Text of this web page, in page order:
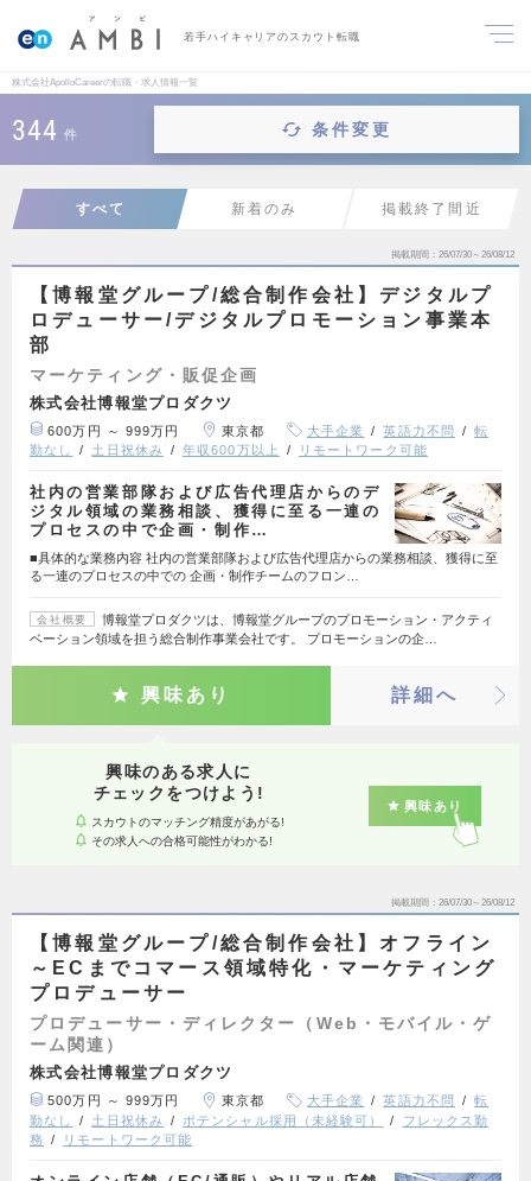
若手ハイキャリアのスカウト転職
株式会社ApolloCareerの転職・求人情報一覧
344 件 条件変更
すべて 新着のみ 掲載終了間近
掲載期間 26/07/30～26/08/12
【博報堂グループ/総合制作会社】デジタルプ
ロデューサー/デジタルプロモーション事業本
部
マーケティング・販促企画
株式会社博報堂プロダクツ
600万円 ～ 999万円 東京都 大手企業 英語力不問
転
勤なし
土日祝休み 年収600万以上 リモートワーク可能
社内の営業部隊および広告代理店からのデ
ジタル領域の業務相談、獲得に至る一連の
プロセスの中で企画・制作…
■具体的な業務内容 社内の営業部隊および広告代理店からの業務相談、獲得に至
る一連のプロセスの中での 企画・制作チームのフロン…
会社概要
博報堂プロダクツは、博報堂グループのプロモーション・アクティ
ベーション領域を担う総合制作事業会社です。 プロモーションの企…
興味あり 詳細へ
興味のある求人に
チェックをつけよう!
スカウトのマッチング精度があがる!
その求人への合格可能性がわかる!
興味あり
掲載期間 26/07/30～26/08/12
【博報堂グループ/総合制作会社】オフライン
～ECまでコマース領域特化・マーケティング
プロデューサー
プロデューサー・ディレクター（Web・モバイル・ゲ
ーム関連）
株式会社博報堂プロダクツ
500万円 ～ 999万円 東京都 大手企業 英語力不問
転
勤なし
土日祝休み ポテンシャル採用（未経験可）
フレックス勤
務
リモートワーク可能